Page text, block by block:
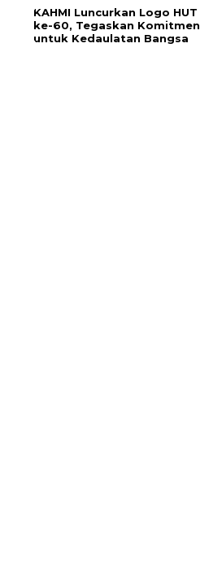
KAHMI Luncurkan Logo HUT
ke-60, Tegaskan Komitmen
untuk Kedaulatan Bangsa